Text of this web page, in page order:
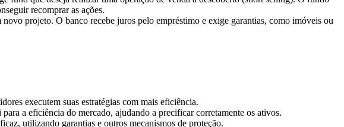
recomprar as ações.
projeto. O banco recebe juros pelo empréstimo e exige garantias, como imóveis ou
executem suas estratégias com mais eficiência.
a eficiência do mercado, ajudando a precificar corretamente os ativos.
utilizando garantias e outros mecanismos de proteção.